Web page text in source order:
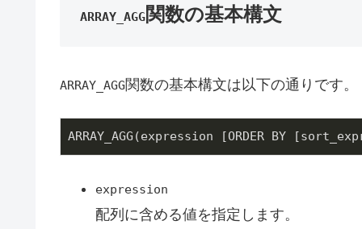
ARRAY_AGG関数の基本構文
ARRAY_AGG関数の基本構文は以下の通りです。
ARRAY_AGG(expression [ORDER BY
expression
配列に含める値を指定します。